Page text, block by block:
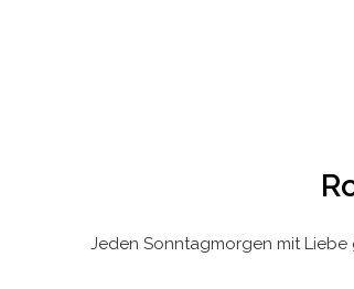
Jeden Sonntagmorgen mit